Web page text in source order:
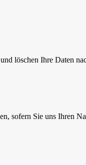
löschen Ihre Daten
sofern Sie uns Ihren